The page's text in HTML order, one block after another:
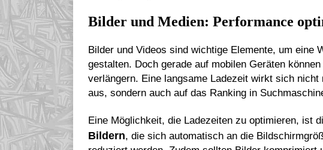
Bilder und Medien: Performance
Bilder und Videos sind wichtige Elemente, um eine
gestalten. Doch gerade auf mobilen Geräten
verlängern. Eine langsame Ladezeit wirkt sich
aus, sondern auch auf das Ranking in
Eine Möglichkeit, die Ladezeiten zu optimieren, ist
Bildern, die sich automatisch an die